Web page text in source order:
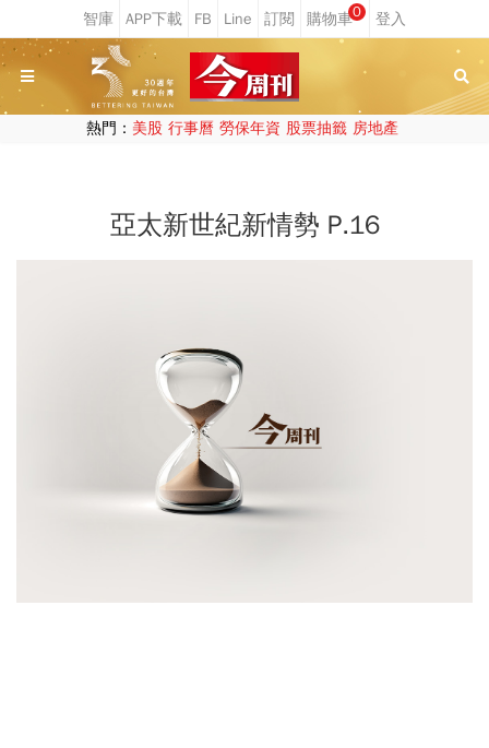
0
熱門： 美股 行事曆 勞保年資 股票抽籤 房地產
亞太新世紀新情勢 P.16